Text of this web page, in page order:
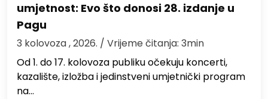
umjetnost: Evo što donosi 28. izdanje u
Pagu
3 kolovoza , 2026. / Vrijeme čitanja: 3min
Od 1. do 17. kolovoza publiku očekuju koncerti,
kazalište, izložba i jedinstveni umjetnički program
na…